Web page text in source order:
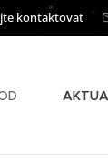
kontaktovat